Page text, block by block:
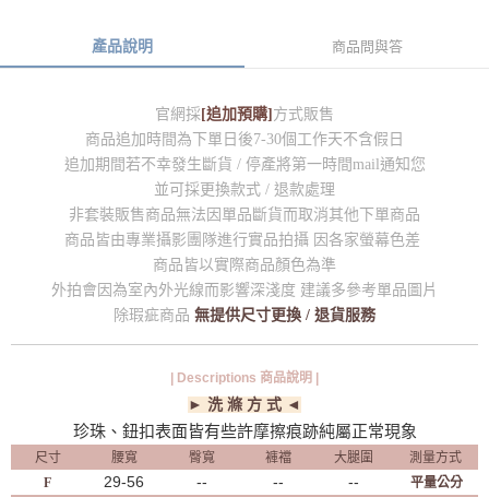
產品說明 商品問與答
官網採[追加預購]方式販售
商品追加時間為下單日後7-30個工作天不含假日
追加期間若不幸發生斷貨 / 停產將第一時間mail通知您
並可採更換款式 / 退款處理
非套裝販售商品無法因單品斷貨而取消其他下單商品
商品皆由專業攝影團隊進行實品拍攝 因各家螢幕色差
商品皆以實際商品顏色為準
外拍會因為室內外光線而影響深淺度 建議多參考單品圖片
除瑕疵商品 無提供尺寸更換 / 退貨服務
| Descriptions 商品說明 |
► 洗 滌 方 式 ◄
珍珠、鈕扣表面皆有些許摩擦痕跡純屬正常現象
尺寸 腰寬 臀寬 褲襠 大腿圍
測量方式
F
29-56 -- -- --
平量公分